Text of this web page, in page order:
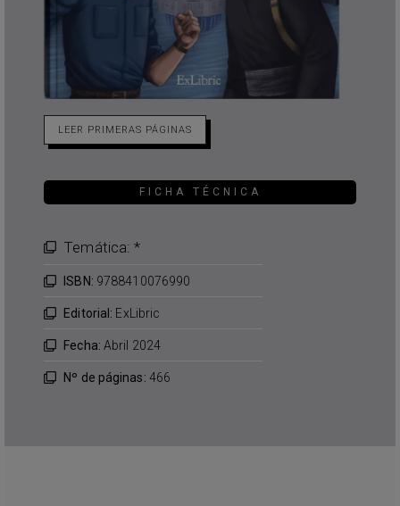
LEER PRIMERAS PÁGINAS
FICHA TÉCNICA
Temática: *
ISBN: 9788410076990
Editorial: ExLibric
Fecha: Abril 2024
Nº de páginas: 466